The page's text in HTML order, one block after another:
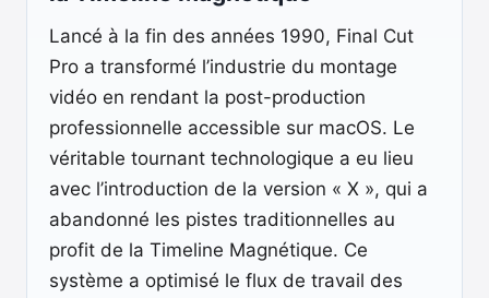
Lancé à la fin des années 1990, Final Cut
Pro a transformé l’industrie du montage
vidéo en rendant la post-production
professionnelle accessible sur macOS. Le
véritable tournant technologique a eu lieu
avec l’introduction de la version « X », qui a
abandonné les pistes traditionnelles au
profit de la Timeline Magnétique. Ce
système a optimisé le flux de travail des